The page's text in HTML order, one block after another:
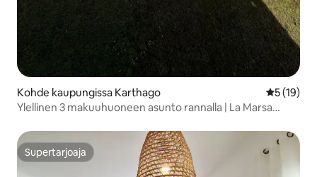
Kohde kaupungissa Karthago
5 (19)
Ylellinen 3 makuuhuoneen asunto rannalla | La Marsa
Supertarjoaja
Supertarjoaja